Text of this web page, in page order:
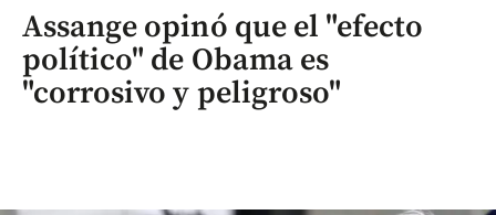
Assange opinó que el "efecto
político" de Obama es
"corrosivo y peligroso"